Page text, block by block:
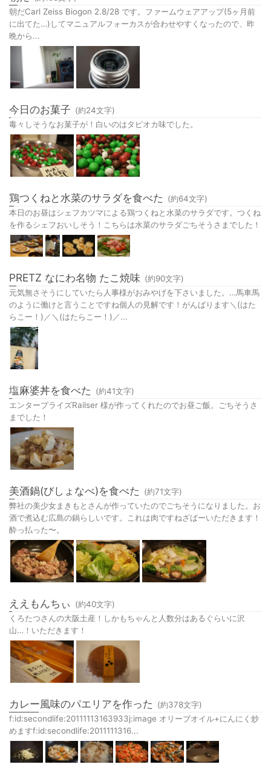
朝だCarl Zeiss Biogon 2.8/28 です。ファームウェアアップ(5ヶ月前
に出てた…)してマニュアルフォーカスが合わせやすくなったので、昨
晩から...
今日のお菓子 (約24文字)
毒々しそうなお菓子が！白いのはタピオカ味でした。
鶏つくねと水菜のサラダを食べた (約64文字)
本日のお昼はシェフカツマによる鶏つくねと水菜のサラダです。つくね
を作るシェフおいしそう！こちらは水菜のサラダごちそうさまでした！
PRETZ なにわ名物 たこ焼味 (約90文字)
元気無さそうにしていたら人事様がおみやげを下さいました。…馬車馬
のように働けと言うことですね個人の見解です！がんばります＼(はた
らこー！)／＼(はたらこー！)／...
塩麻婆丼を食べた (約41文字)
エンタープライズRailser 様が作ってくれたのでお昼ご飯。ごちそうさ
までした！
美酒鍋(びしょなべ)を食べた (約71文字)
弊社の美少女まきもとさんが作っていたのでごちそうになりました。お
酒で煮込む広島の鍋らしいです。これは肉ですねざばーいただきます！
酔っ払った〜。
ええもんちぃ (約40文字)
くろたつさんの大阪土産！しかもちゃんと人数分はあるぐらいに沢
山…！いただきます！
カレー風味のパエリアを作った (約378文字)
f:id:secondlife:20111113163933j:image オリーブオイル+にんにく炒
めますf:id:secondlife:2011111316...